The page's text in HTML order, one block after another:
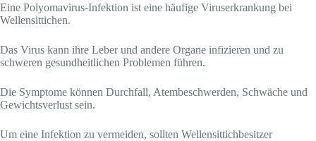
Eine Polyomavirus-Infektion ist eine häufige Viruserkrankung bei
Wellensittichen.
Das Virus kann ihre Leber und andere Organe infizieren und zu
schweren gesundheitlichen Problemen führen.
Die Symptome können Durchfall, Atembeschwerden, Schwäche und
Gewichtsverlust sein.
Um eine Infektion zu vermeiden, sollten Wellensittichbesitzer